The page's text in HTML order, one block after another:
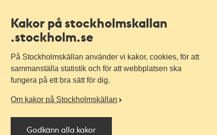
Kakor på stockholmskallan
.stockholm.se
På Stockholmskällan använder vi kakor, cookies, för att
sammanställa statistik och för att webbplatsen ska
fungera på ett bra sätt för dig.
Om kakor på Stockholmskällan
Godkänn alla kakor